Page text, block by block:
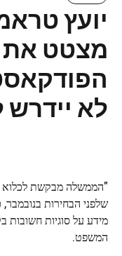
יועץ
מצטט את
לא יידרש
"הממשלה מבקשת לכלוא
שלפני הבחירות
מידע על סוגיות חשובות
המשפט.